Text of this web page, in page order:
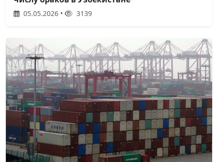
05.05.2026 • 3139